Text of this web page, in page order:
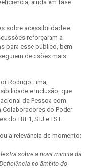
ainda em fase
sobre acessibilidade e
reforçaram a
para esse público, bem
decisões mais
Rodrigo Lima,
e Inclusão, que
da Pessoa com
Colaboradores do Poder
do TRF1, STJ e TST.
a relevância do momento:
sobre a nova minuta da
no âmbito do